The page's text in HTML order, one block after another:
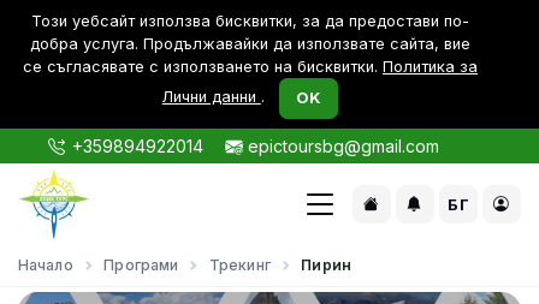
Този уебсайт използва бисквитки, за да предостави по-
дoбра услуга. Продължавайки да използвате сайта, вие
се съгласявате с използването на бисквитки. Политика за
Лични данни . OK
+359894922014 epictoursbg@gmail.com
БГ
Начало Програми Трекинг Пирин